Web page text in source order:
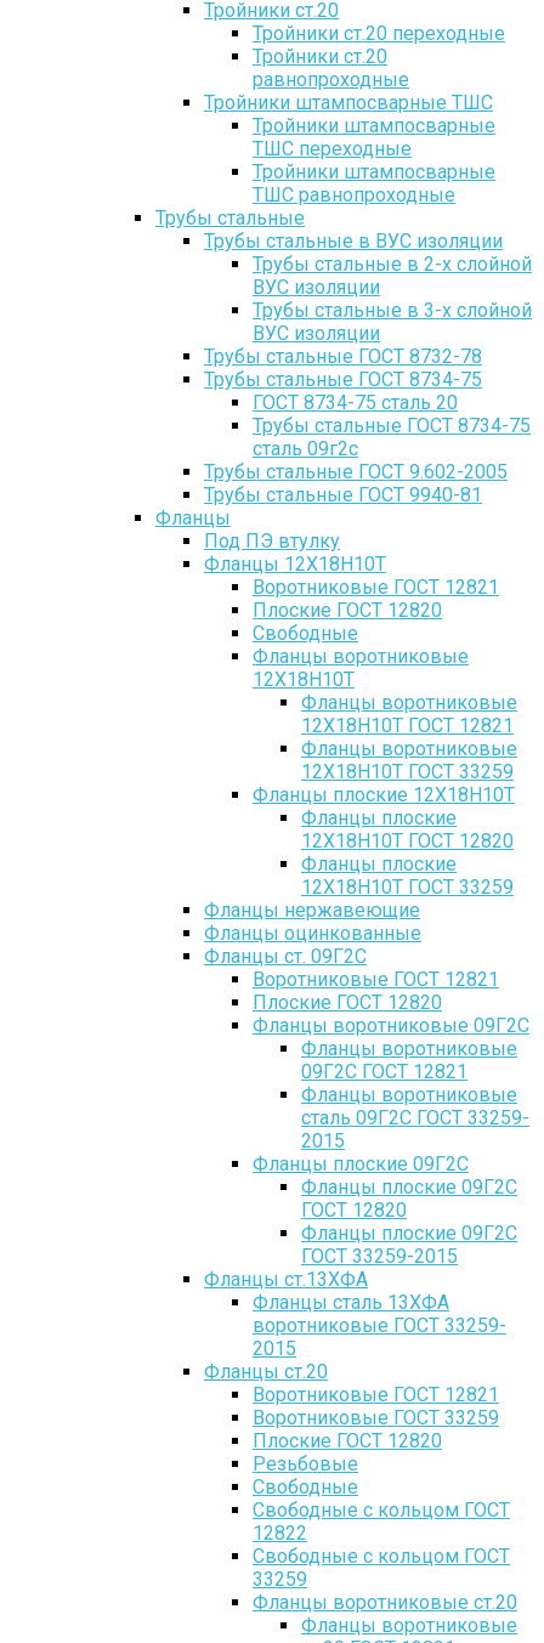
Тройники ст.20
Тройники ст.20 переходные
Тройники ст.20
равнопроходные
Тройники штампосварные ТШС
Тройники штампосварные
ТШС переходные
Тройники штампосварные
ТШС равнопроходные
Трубы стальные
Трубы стальные в ВУС изоляции
Трубы стальные в 2-х слойной
ВУС изоляции
Трубы стальные в 3-х слойной
ВУС изоляции
Трубы стальные ГОСТ 8732-78
Трубы стальные ГОСТ 8734-75
ГОСТ 8734-75 сталь 20
Трубы стальные ГОСТ 8734-75
сталь 09г2с
Трубы стальные ГОСТ 9.602-2005
Трубы стальные ГОСТ 9940-81
Фланцы
Под ПЭ втулку
Фланцы 12Х18Н10Т
Воротниковые ГОСТ 12821
Плоские ГОСТ 12820
Свободные
Фланцы воротниковые
12Х18Н10Т
Фланцы воротниковые
12Х18Н10Т ГОСТ 12821
Фланцы воротниковые
12Х18Н10Т ГОСТ 33259
Фланцы плоские 12Х18Н10Т
Фланцы плоские
12Х18Н10Т ГОСТ 12820
Фланцы плоские
12Х18Н10Т ГОСТ 33259
Фланцы нержавеющие
Фланцы оцинкованные
Фланцы ст. 09Г2С
Воротниковые ГОСТ 12821
Плоские ГОСТ 12820
Фланцы воротниковые 09Г2С
Фланцы воротниковые
09Г2С ГОСТ 12821
Фланцы воротниковые
сталь 09Г2С ГОСТ 33259-
2015
Фланцы плоские 09Г2С
Фланцы плоские 09Г2С
ГОСТ 12820
Фланцы плоские 09Г2С
ГОСТ 33259-2015
Фланцы ст.13ХФА
Фланцы сталь 13ХФА
воротниковые ГОСТ 33259-
2015
Фланцы ст.20
Воротниковые ГОСТ 12821
Воротниковые ГОСТ 33259
Плоские ГОСТ 12820
Резьбовые
Свободные
Свободные с кольцом ГОСТ
12822
Свободные с кольцом ГОСТ
33259
Фланцы воротниковые ст.20
Фланцы воротниковые